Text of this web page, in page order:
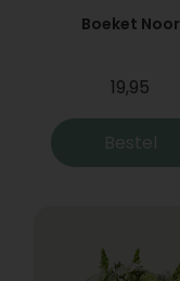
Boeket Noor
19,95
Bestel